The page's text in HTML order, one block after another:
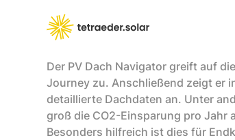
Der PV Dach Navigator greift auf
Journey zu. Anschließend zeigt er
detaillierte Dachdaten an. Unter
groß die CO2-Einsparung pro Jahr
Besonders hilfreich ist dies für